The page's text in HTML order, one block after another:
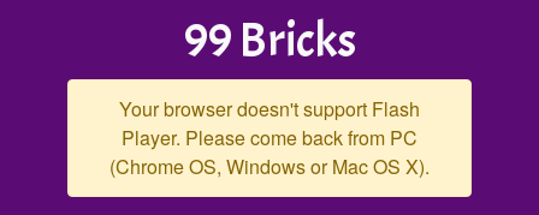
99 Bricks
Your browser doesn't support Flash
Player. Please come back from PC
(Chrome OS, Windows or Mac OS X).